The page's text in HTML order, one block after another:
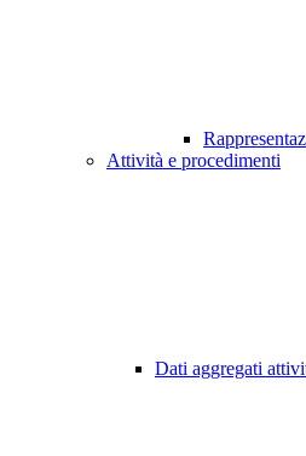
Attività e procedimenti
Dati aggregati